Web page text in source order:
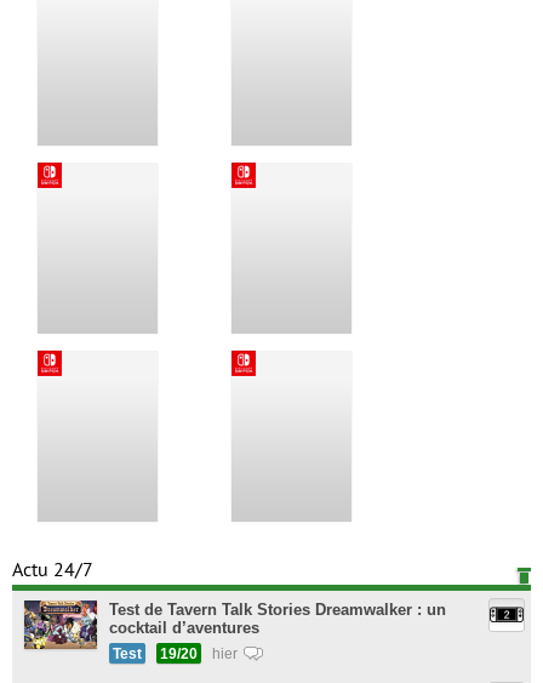
Actu 24/7
Test de Tavern Talk Stories Dreamwalker : un
cocktail d’aventures
Test 19/20 hier